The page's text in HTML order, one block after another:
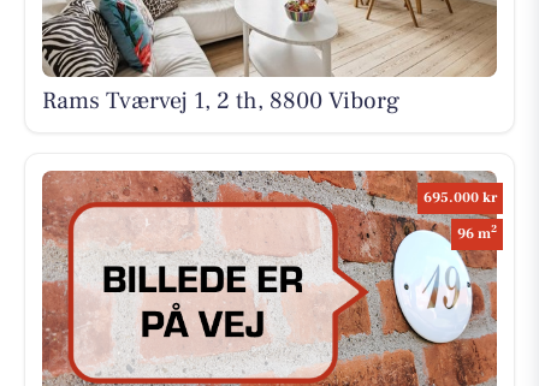
Rams Tværvej 1, 2 th, 8800 Viborg
695.000 kr
96 m2